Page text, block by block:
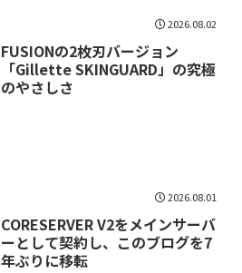
2026.08.02
FUSIONの2枚刃バージョン
「Gillette SKINGUARD」の究極
のやさしさ
2026.08.01
CORESERVER V2をメインサーバ
ーとして契約し、このブログを7
年ぶりに移転